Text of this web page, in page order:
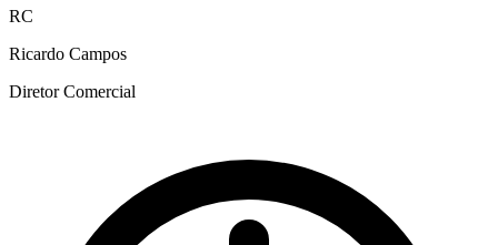
RC
Ricardo Campos
Diretor Comercial